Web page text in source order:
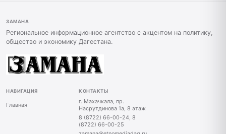
ЗАМАНА
Региональное информационное агентство с акцентом на политику,
общество и экономику Дагестана.
НАВИГАЦИЯ
Главная
КОНТАКТЫ
г. Махачкала, пр.
Насрутдинова 1а, 8 этаж
8 (8722) 66-00-24, 8
(8722) 66-00-25